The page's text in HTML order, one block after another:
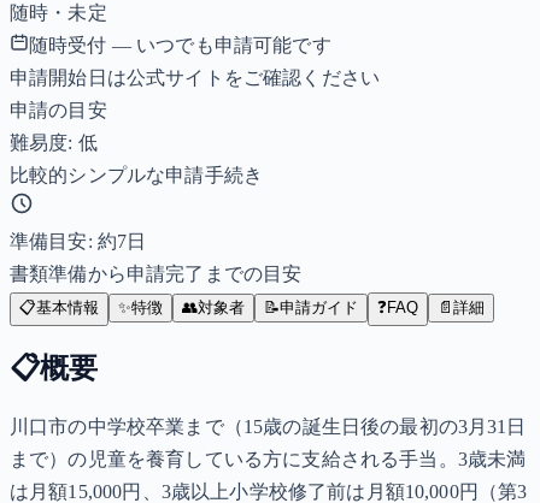
随時・未定
随時受付 — いつでも申請可能です
申請開始日は公式サイトをご確認ください
申請の目安
難易度: 低
比較的シンプルな申請手続き
準備目安: 約7日
書類準備から申請完了までの目安
📋基本情報 ✨特徴 👥対象者 📝申請ガイド ❓FAQ 📄 詳細
📋概要
川口市の中学校卒業まで（15歳の誕生日後の最初の3月31日
まで）の児童を養育している方に支給される手当。3歳未満
は月額15,000円、3歳以上小学校修了前は月額10,000円（第3